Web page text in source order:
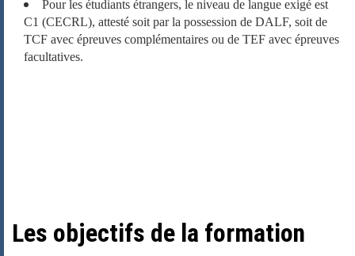
Pour les étudiants étrangers, le niveau de langue exigé est
C1 (CECRL), attesté soit par la possession de DALF, soit de
TCF avec épreuves complémentaires ou de TEF avec épreuves
facultatives.
Les objectifs de la formation